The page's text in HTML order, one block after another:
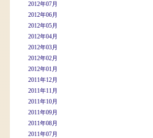
2012年07月
2012年06月
2012年05月
2012年04月
2012年03月
2012年02月
2012年01月
2011年12月
2011年11月
2011年10月
2011年09月
2011年08月
2011年07月